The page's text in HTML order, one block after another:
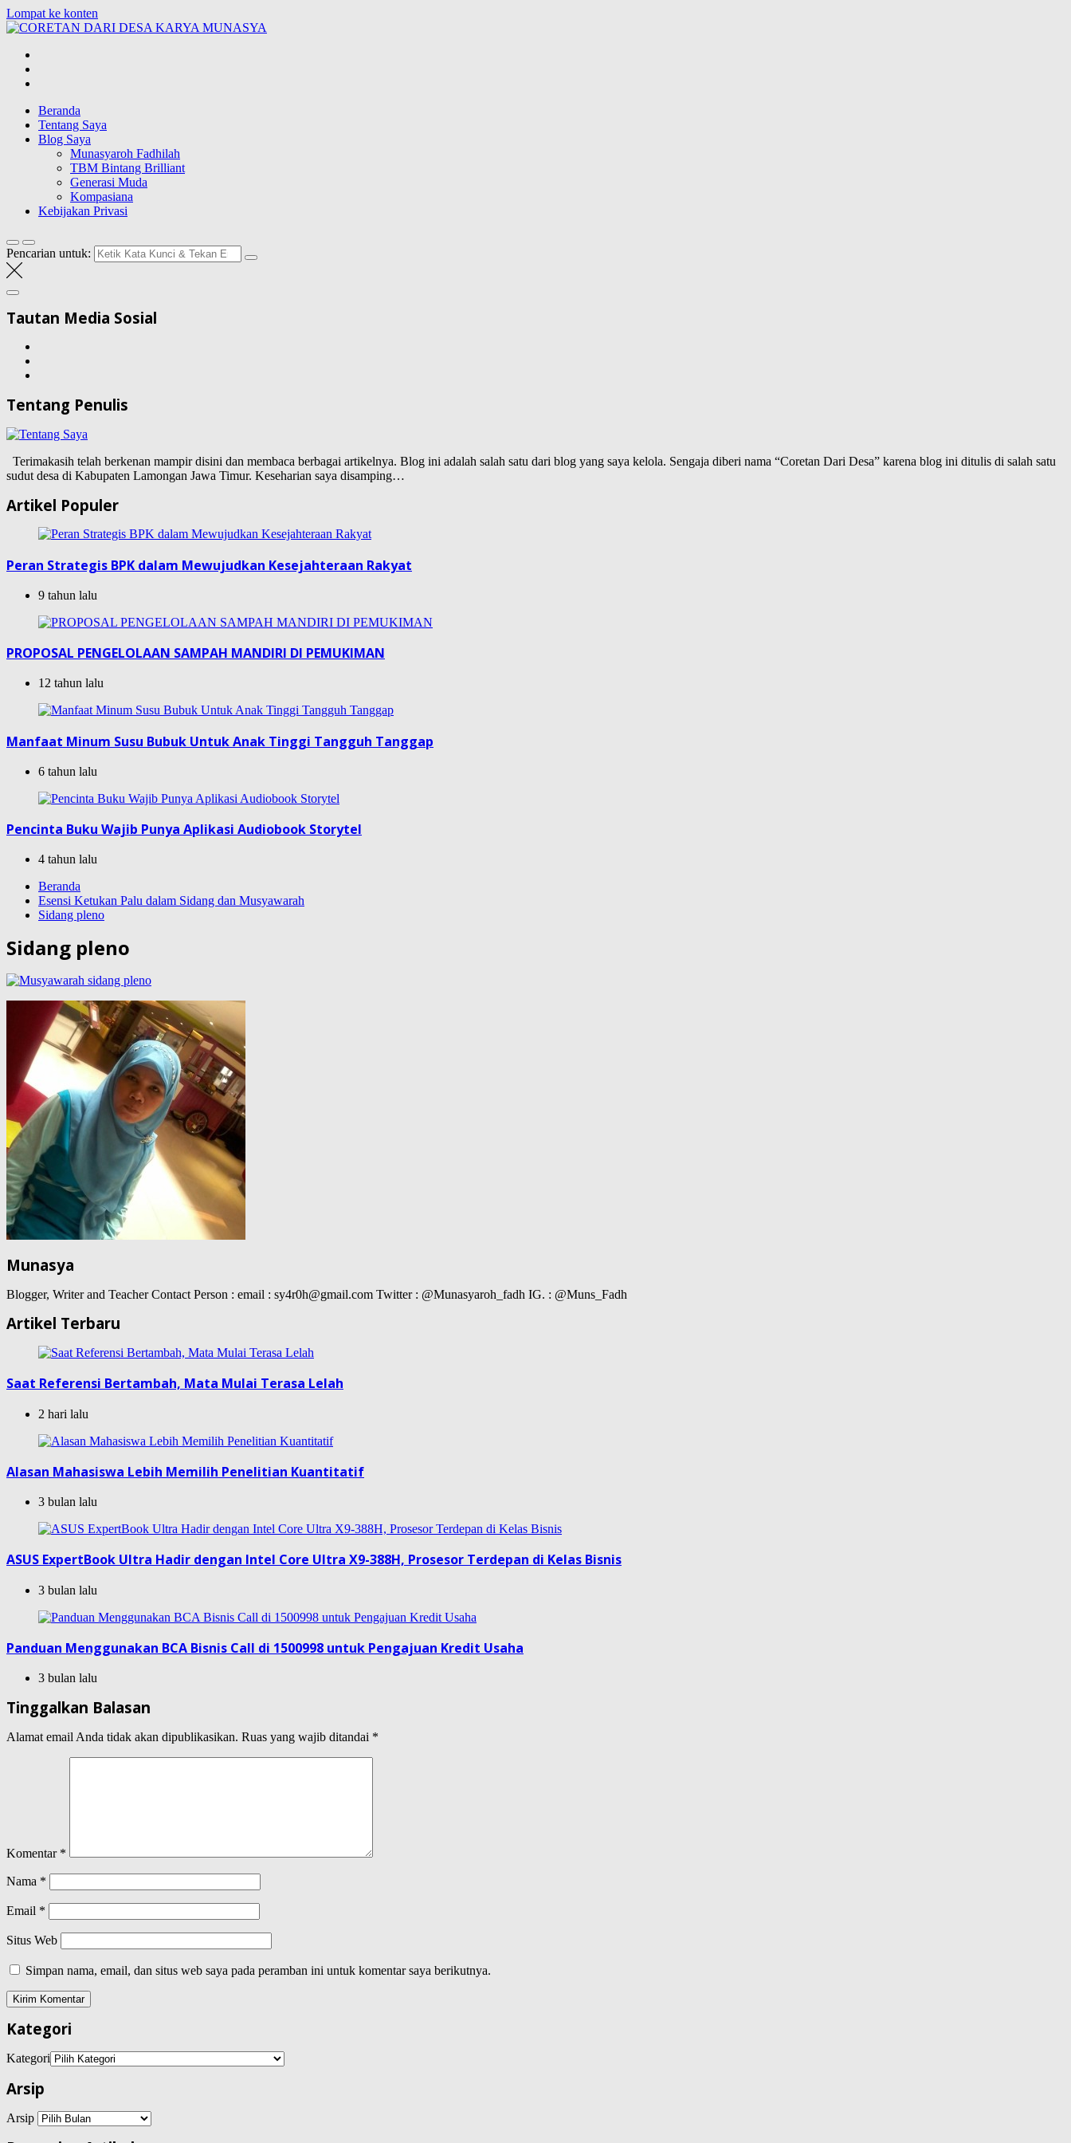
Lompat ke konten
Blog Wong Ndeso yang ingin berbagi berbagai hal di sekitarnya
Beranda
Tentang Saya
Blog Saya
Munasyaroh Fadhilah
TBM Bintang Brilliant
Generasi Muda
Kompasiana
Kebijakan Privasi
Pencarian untuk:
Tautan Media Sosial
Tentang Penulis
Terimakasih telah berkenan mampir disini dan membaca berbagai artikelnya. Blog ini adalah salah satu dari blog yang saya kelola. Sengaja diberi nama “Coretan Dari Desa” karena blog ini ditulis di salah satu
sudut desa di Kabupaten Lamongan Jawa Timur. Keseharian saya disamping…
Artikel Populer
Peran Strategis BPK dalam Mewujudkan Kesejahteraan Rakyat
9 tahun lalu
PROPOSAL PENGELOLAAN SAMPAH MANDIRI DI PEMUKIMAN
12 tahun lalu
Manfaat Minum Susu Bubuk Untuk Anak Tinggi Tangguh Tanggap
6 tahun lalu
Pencinta Buku Wajib Punya Aplikasi Audiobook Storytel
4 tahun lalu
Beranda
Esensi Ketukan Palu dalam Sidang dan Musyawarah
Sidang pleno
Sidang pleno
Munasya
Blogger, Writer and Teacher Contact Person : email : sy4r0h@gmail.com Twitter : @Munasyaroh_fadh IG. : @Muns_Fadh
Artikel Terbaru
Saat Referensi Bertambah, Mata Mulai Terasa Lelah
2 hari lalu
Alasan Mahasiswa Lebih Memilih Penelitian Kuantitatif
3 bulan lalu
ASUS ExpertBook Ultra Hadir dengan Intel Core Ultra X9-388H, Prosesor Terdepan di Kelas Bisnis
3 bulan lalu
Panduan Menggunakan BCA Bisnis Call di 1500998 untuk Pengajuan Kredit Usaha
3 bulan lalu
Tinggalkan Balasan
Alamat email Anda tidak akan dipublikasikan. Ruas yang wajib ditandai *
Komentar *
Nama *
Email *
Situs Web
Simpan nama, email, dan situs web saya pada peramban ini untuk komentar saya berikutnya.
Kategori
Kategori
Arsip
Arsip